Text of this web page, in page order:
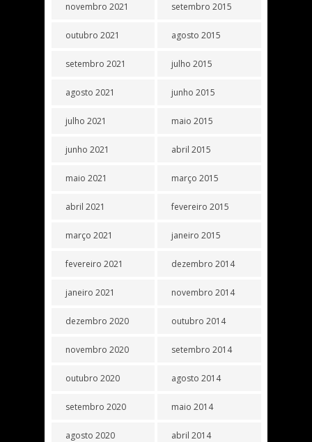
novembro 2021
outubro 2021
setembro 2021
agosto 2021
julho 2021
junho 2021
maio 2021
abril 2021
março 2021
fevereiro 2021
janeiro 2021
dezembro 2020
novembro 2020
outubro 2020
setembro 2020
agosto 2020
setembro 2015
agosto 2015
julho 2015
junho 2015
maio 2015
abril 2015
março 2015
fevereiro 2015
janeiro 2015
dezembro 2014
novembro 2014
outubro 2014
setembro 2014
agosto 2014
maio 2014
abril 2014